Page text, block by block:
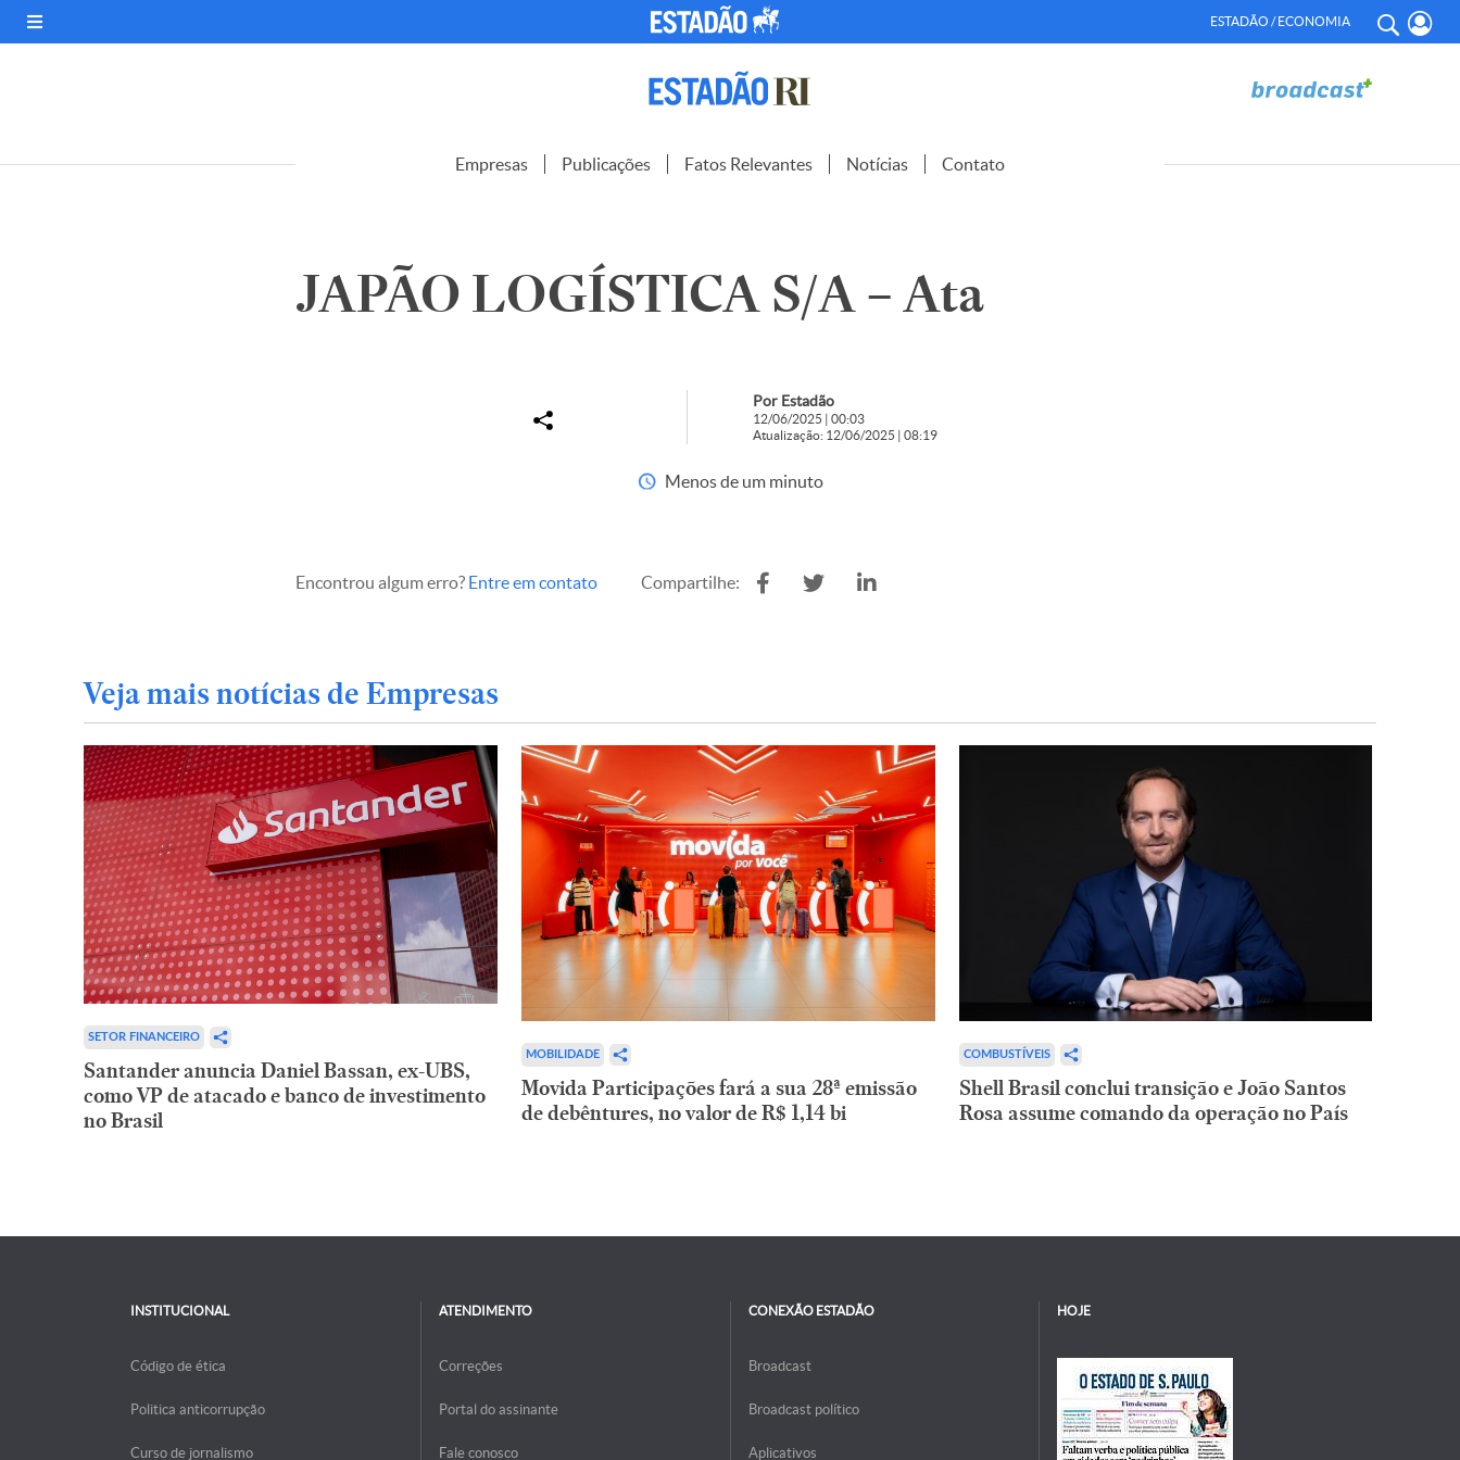
ESTADÃO / ECONOMIA
Empresas Publicações Fatos Relevantes Notícias Contato
JAPÃO LOGÍSTICA S/A – Ata
Por Estadão
12/06/2025 | 00:03
Atualização: 12/06/2025 | 08:19
Menos de um minuto
Encontrou algum erro? Entre em contato Compartilhe:
Veja mais notícias de Empresas
SETOR FINANCEIRO
Santander anuncia Daniel Bassan, ex-UBS,
como VP de atacado e banco de investimento
no Brasil
MOBILIDADE
Movida Participações fará a sua 28ª emissão
de debêntures, no valor de R$ 1,14 bi
COMBUSTÍVEIS
Shell Brasil conclui transição e João Santos
Rosa assume comando da operação no País
INSTITUCIONAL
Código de ética
Politica anticorrupção
Curso de jornalismo
ATENDIMENTO
Correções
Portal do assinante
Fale conosco
CONEXÃO ESTADÃO
Broadcast
Broadcast político
Aplicativos
HOJE